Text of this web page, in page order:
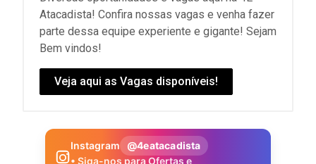
Atacadista! Confira nossas vagas e venha fazer
parte dessa equipe experiente e gigante! Sejam
Bem vindos!
Veja aqui as Vagas disponíveis!
Instagram
@4eatacadista
• Siga-nos para Ofertas e